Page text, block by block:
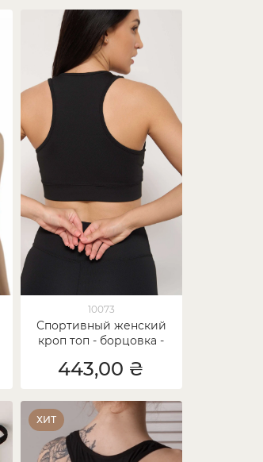
10073
Спортивный женский
кроп топ - борцовка -
443,00 ₴
ХИТ